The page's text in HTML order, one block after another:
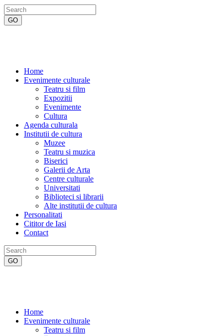
Home
Evenimente culturale
Teatru si film
Expozitii
Evenimente
Cultura
Agenda culturala
Institutii de cultura
Muzee
Teatru si muzica
Biserici
Galerii de Arta
Centre culturale
Universitati
Biblioteci si librarii
Alte institutii de cultura
Personalitati
Cititor de Iasi
Contact
Home
Evenimente culturale
Teatru si film